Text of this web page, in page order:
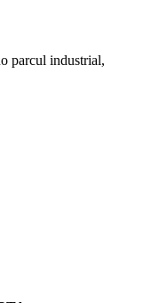
parcul industrial,